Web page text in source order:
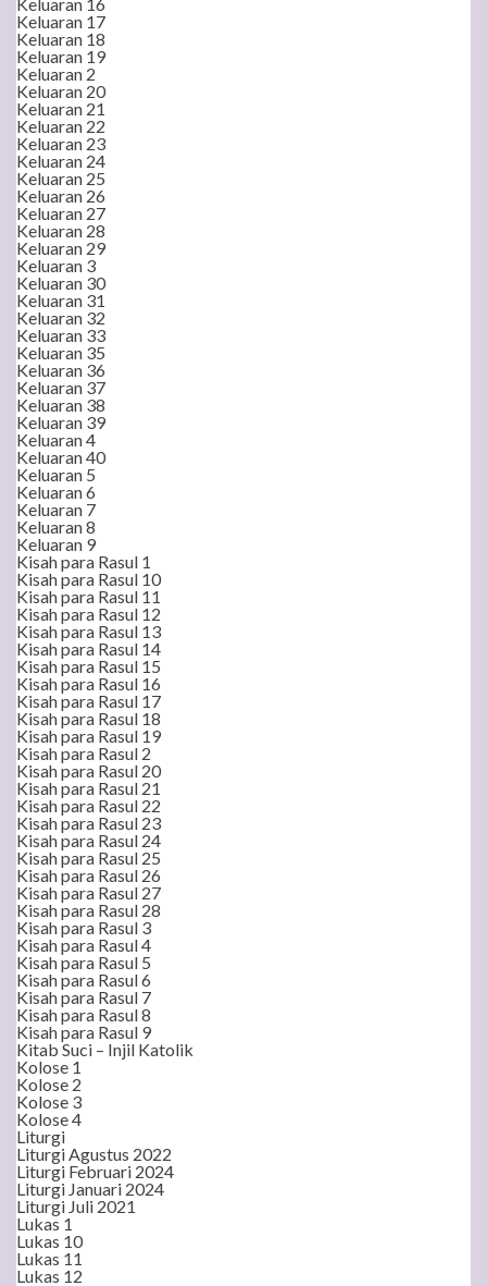
Keluaran 17
Keluaran 18
Keluaran 19
Keluaran 2
Keluaran 20
Keluaran 21
Keluaran 22
Keluaran 23
Keluaran 24
Keluaran 25
Keluaran 26
Keluaran 27
Keluaran 28
Keluaran 29
Keluaran 3
Keluaran 30
Keluaran 31
Keluaran 32
Keluaran 33
Keluaran 35
Keluaran 36
Keluaran 37
Keluaran 38
Keluaran 39
Keluaran 4
Keluaran 40
Keluaran 5
Keluaran 6
Keluaran 7
Keluaran 8
Keluaran 9
Kisah para Rasul 1
Kisah para Rasul 10
Kisah para Rasul 11
Kisah para Rasul 12
Kisah para Rasul 13
Kisah para Rasul 14
Kisah para Rasul 15
Kisah para Rasul 16
Kisah para Rasul 17
Kisah para Rasul 18
Kisah para Rasul 19
Kisah para Rasul 2
Kisah para Rasul 20
Kisah para Rasul 21
Kisah para Rasul 22
Kisah para Rasul 23
Kisah para Rasul 24
Kisah para Rasul 25
Kisah para Rasul 26
Kisah para Rasul 27
Kisah para Rasul 28
Kisah para Rasul 3
Kisah para Rasul 4
Kisah para Rasul 5
Kisah para Rasul 6
Kisah para Rasul 7
Kisah para Rasul 8
Kisah para Rasul 9
Kitab Suci – Injil Katolik
Kolose 1
Kolose 2
Kolose 3
Kolose 4
Liturgi
Liturgi Agustus 2022
Liturgi Februari 2024
Liturgi Januari 2024
Liturgi Juli 2021
Lukas 1
Lukas 10
Lukas 11
Lukas 12